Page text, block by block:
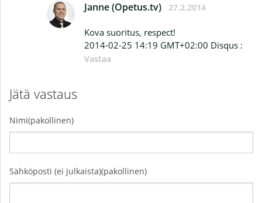
Janne (Opetus.tv) 27.2.2014
Kova suoritus, respect!
2014-02-25 14:19 GMT+02:00 Disqus :
Vastaa
Jätä vastaus
Nimi(pakollinen)
Sähköposti (ei julkaista)(pakollinen)